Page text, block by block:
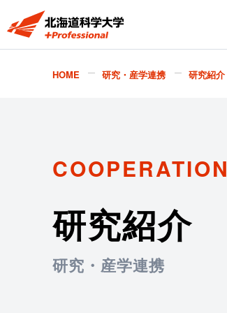
HOME 研究・産学連携 研究紹介
COOPERATION
研究紹介
研究・産学連携